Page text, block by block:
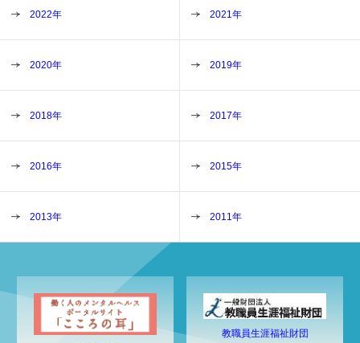
2022年 2021年
2020年 2019年
2018年 2017年
2016年 2015年
2013年 2011年
教職員生涯福祉財団